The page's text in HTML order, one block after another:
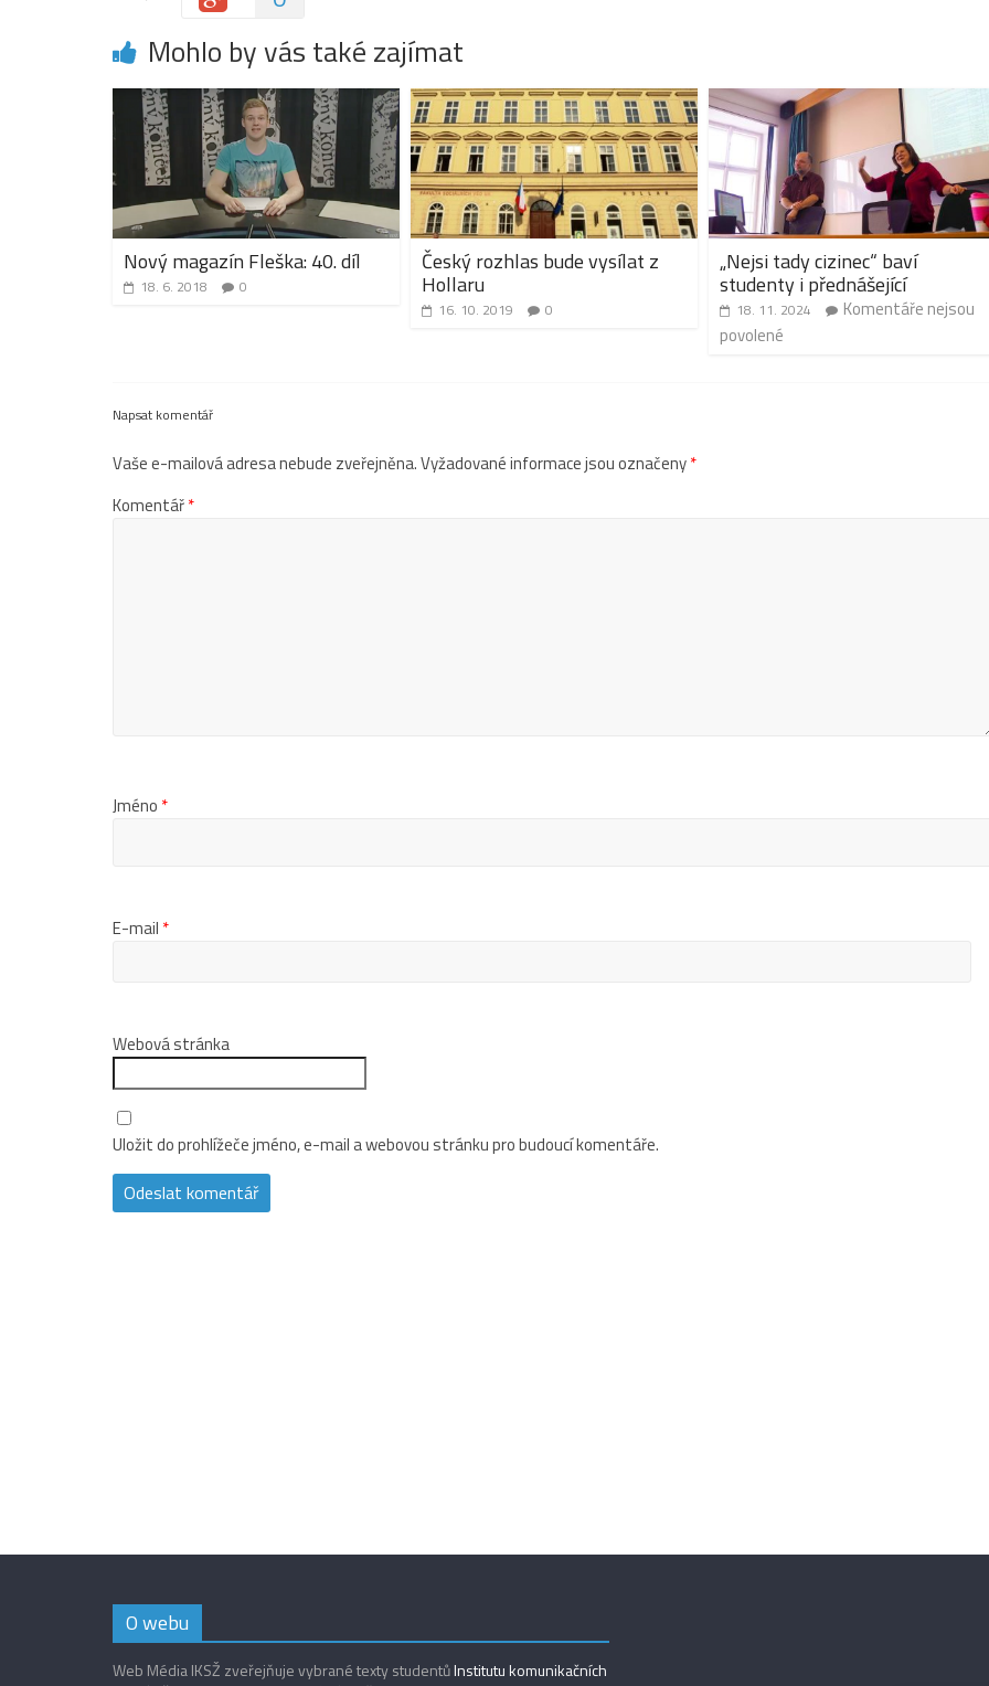
Mohlo by vás také zajímat
Nový magazín Fleška: 40. díl
18. 6. 2018 0
Český rozhlas bude vysílat z
Hollaru
16. 10. 2019 0
„Nejsi tady cizinec“ baví
studenty i přednášející
18. 11. 2024
Komentáře nejsou
povolené
Napsat komentář
Vaše e-mailová adresa nebude zveřejněna.Vyžadované informace jsou označeny*
Komentář*
Jméno *
E-mail *
Webová stránka
Uložit do prohlížeče jméno, e-mail a webovou stránku pro budoucí komentáře.
O webu
Web Média IKSŽ zveřejňuje vybrané texty studentůInstitutu komunikačních